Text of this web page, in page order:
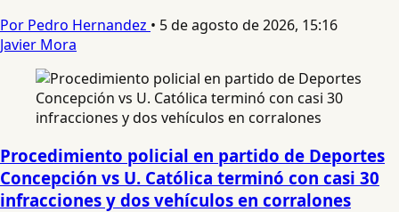
Por Pedro Hernandez • 5 de agosto de 2026, 15:16
Javier Mora
Procedimiento policial en partido de Deportes
Concepción vs U. Católica terminó con casi 30
infracciones y dos vehículos en corralones